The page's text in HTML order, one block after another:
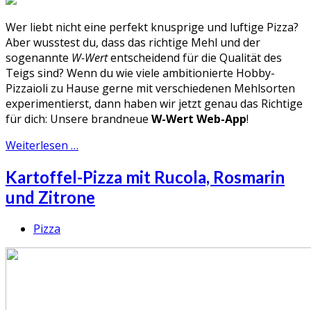
Wer liebt nicht eine perfekt knusprige und luftige Pizza?
Aber wusstest du, dass das richtige Mehl und der
sogenannte W-Wertentscheidend für die Qualität des
Teigs sind? Wenn du wie viele ambitionierte Hobby-
Pizzaioli zu Hause gerne mit verschiedenen Mehlsorten
experimentierst, dann haben wir jetzt genau das Richtige
für dich: Unsere brandneue W-Wert Web-App!
Weiterlesen …
Kartoffel-Pizza mit Rucola, Rosmarin
und Zitrone
Pizza